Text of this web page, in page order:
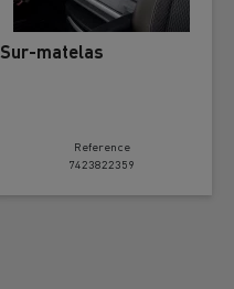
Sur-matelas
Reference
7423822359